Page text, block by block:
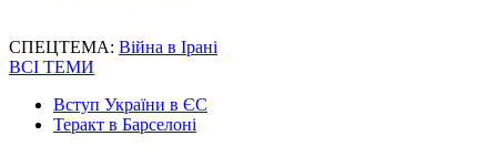
СПЕЦТЕМА: Війна в Ірані
ВСІ ТЕМИ
Вступ України в ЄС
Теракт в Барселоні